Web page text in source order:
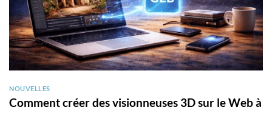
NOUVELLES
Comment créer des visionneuses 3D sur le Web à